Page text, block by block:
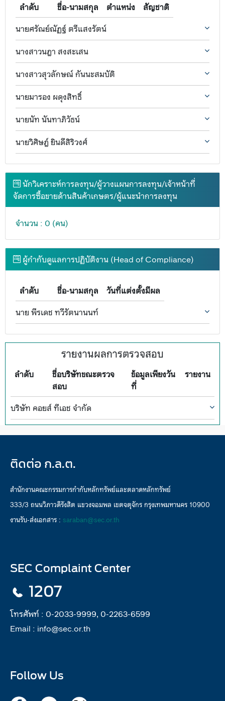
ลำดับ ชื่อ-นามสกุล ตำแหน่ง
สัญชาติ
นายศรัณย์ณัฏฐ์ ตรีแสงรัตน์
นางสาวนฎา สงสะเสน
นางสาวสุวลักษณ์ กันนะสมบัติ
นายมารอง ผดุงสิทธิ์
นายนัท นันทาภิวัธน์
นายวิศิษฎ์ ยินดีสิริวงศ์
นักวิเคราะห์การลงทุน/ผู้วางแผนการลงทุน/เจ้าหน้าที่
จัดการซื้อขายด้านสินค้าเกษตร/ผู้แนะนำการลงทุน
จำนวน : 0 (คน)
ผู้กำกับดูแลการปฏิบัติงาน (Head of Compliance)
ลำดับ ชื่อ-นามสกุล
วันที่แต่งตั้งมีผล
นาย พีรเดช ทวีรัตนานนท์
รายงานผลการตรวจสอบ
ลำดับ
ชื่อบริษัทขณะตรวจ
สอบ
ข้อมูลเพียงวัน
ที่
รายงาน
บริษัท คอยส์ ทีเอช จำกัด
ติดต่อ ก.ล.ต.
สำนักงานคณะกรรมการกำกับหลักทรัพย์และตลาดหลักทรัพย์
333/3 ถนนวิภาวดีรังสิต แขวงจอมพล เขตจตุจักร กรุงเทพมหานคร 10900
งานรับ-ส่งเอกสาร : saraban@sec.or.th
SEC Complaint Center
1207
โทรศัพท์ : 0-2033-9999, 0-2263-6599
Email : info@sec.or.th
Follow Us